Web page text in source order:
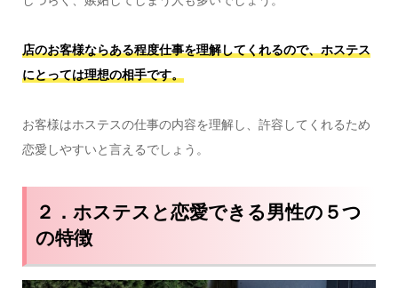
店のお客様ならある程度仕事を理解してくれるので、ホステス
にとっては理想の相手です。
お客様はホステスの仕事の内容を理解し、許容してくれるため
恋愛しやすいと言えるでしょう。
２．ホステスと恋愛できる男性の５つ
の特徴